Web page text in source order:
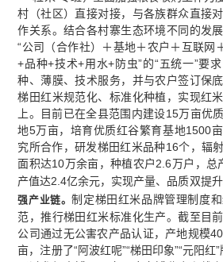
村（社区）直接对接，与各族群众直接
作关系。结合各村寨生态环境不同的发
“公司（合作社）＋基地＋农户＋互联网
+品种+技术+用水+防虫”的“五统一”要
种、薄膜、技术服务，并与农户签订保
梯田红米规范化、标准化种植，实现红
上。目前已在全县范围内建设15万亩优
地5万亩，培育优质红谷繁育基地1500
究所合作，研发梯田红米品种16个，辐
面积达10万余亩，种植农户2.6万户，总
产值达2.4亿余元，实现产量、品质双提升
强产业链。制定梯田红米品牌管理制度
范，推行梯田红米标准化生产。截至目
公司通过无公害农产品认证，产地规模
亩，注册了“阿波红呢”“梯田印象”“元阳红